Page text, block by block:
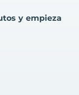
y empieza